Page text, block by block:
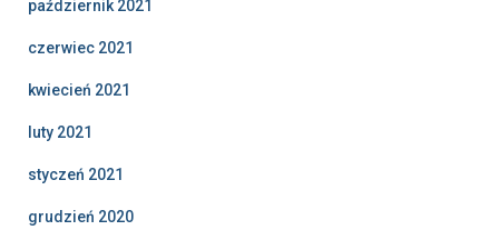
październik 2021
czerwiec 2021
kwiecień 2021
luty 2021
styczeń 2021
grudzień 2020